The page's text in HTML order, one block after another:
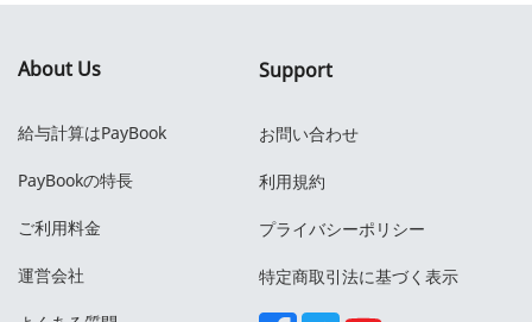
About Us
給与計算はPayBook
PayBookの特長
ご利用料金
運営会社
Support
お問い合わせ
利用規約
プライバシーポリシー
特定商取引法に基づく表示